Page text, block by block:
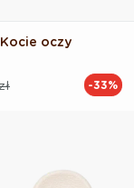
oczy
-33%